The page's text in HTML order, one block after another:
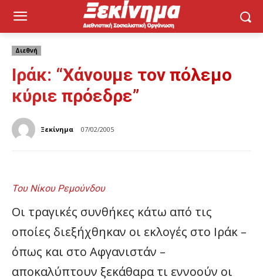
Διεθνή
Ιράκ: “Χάνουμε τον πόλεμο
κύριε πρόεδρε”
Ξεκίνημα 07/02/2005
Του Νίκου Ρεμούνδου
Οι τραγικές συνθήκες κάτω από τις
οποίες διεξήχθηκαν οι εκλογές στο Ιράκ –
όπως και στο Αφγανιστάν –
αποκαλύπτουν ξεκάθαρα τι εννοούν οι